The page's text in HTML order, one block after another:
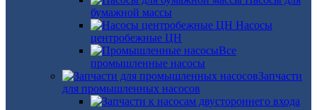
бумажной массы
Насосы
центробежные ЦН
Все
промышленные насосы
Запчасти
для промышленных насосов